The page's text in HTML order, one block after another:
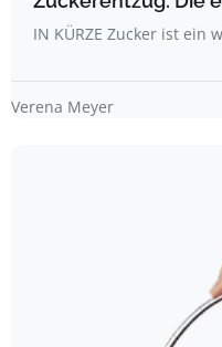
IN KÜRZE Zucker ist
Verena Meyer